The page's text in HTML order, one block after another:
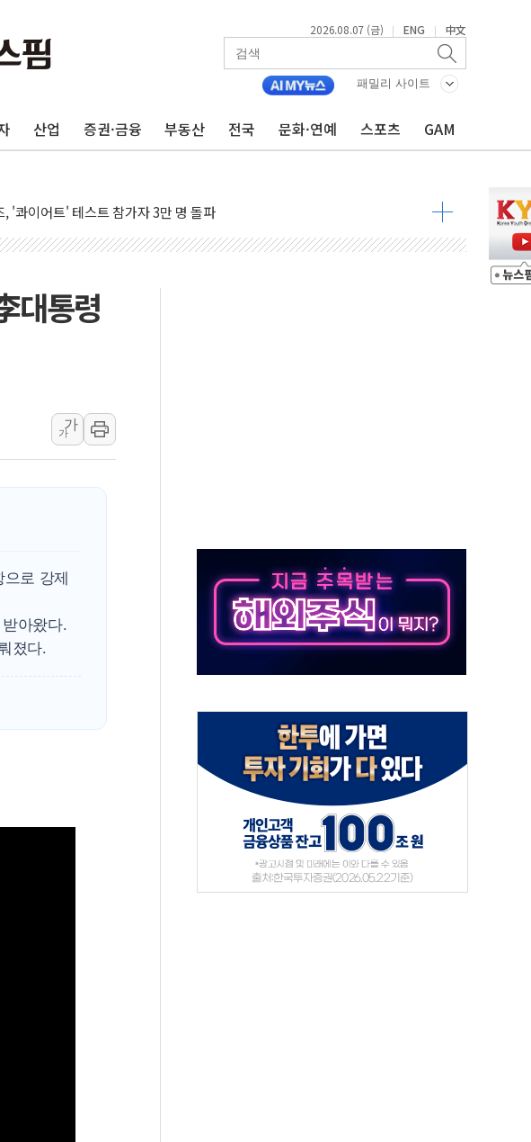
2026.08.07 (금) | ENG | 中文
패밀리 사이트
산업 증권·금융 부동산 전국 문화·연예 스포츠 GAM
름 나는 하마
례 산불 32분 만에 주불 진화...인명피해 없어
간·승차감 잡은 볼보 EX90…'올 터치'는 호불호
플러스
, '콰이어트' 테스트 참가자 3만 명 돌파
항공, 청주-중국 청두 노선 운항허가 취득...중국 노선 다변화
창설 80주년' 기념식...지역축제 '불금전파, 송정'과 상생
단의료복합단지 지정 준비 본격화…'AI 데이터 기반 메디테크 혁신허브' 구상
리 이끼폭포 생태탐방로 출입 통제
대통령
가
가
로 강제
아왔다.
졌다.